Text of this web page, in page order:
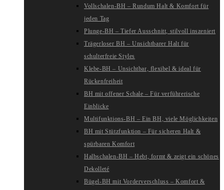
Vollschalen-BH – Rundum Halt & Komfort für
jeden Tag
Plunge-BH – Tiefer Ausschnitt, stilvoll inszeniert
Trägerloser BH – Unsichtbarer Halt für
schulterfreie Styles
Klebe-BH – Unsichtbar, flexibel & ideal für
Rückenfreiheit
BH mit offener Schale – Für verführerische
Einblicke
Multifunktions-BH – Ein BH, viele Möglichkeiten
BH mit Stützfunktion – Für sicheren Halt &
spürbaren Komfort
Halbschalen-BH – Hebt, formt & zeigt ein schönes
Dekolleté
Bügel-BH mit Vorderverschluss – Komfort &